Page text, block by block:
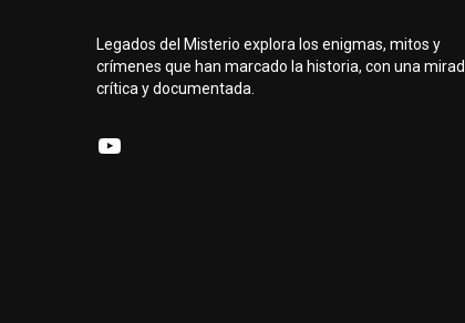
Legados del Misterio explora los enigmas, mitos y
crímenes que han marcado la historia, con una
crítica y documentada.
YouTube